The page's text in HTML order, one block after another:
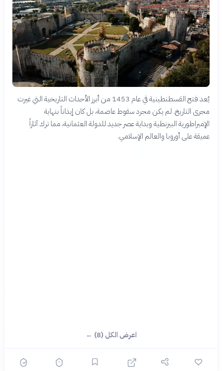
يُعد فتح القسطنطينية في عام 1453 من أبرز الأحداث التاريخية التي غيرت
مجرى التاريخ. لم يكن مجرد سقوط عاصمة، بل كان إيذاناً بنهاية
الإمبراطورية البيزنطية وبداية عصر جديد للدولة العثمانية، مما ترك آثاراً
عميقة على أوروبا والعالم الإسلامي.
اعرض الكل (8) ←